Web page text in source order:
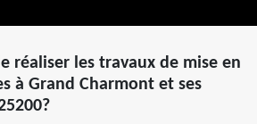
réaliser les travaux de mise en
à Grand Charmont et ses